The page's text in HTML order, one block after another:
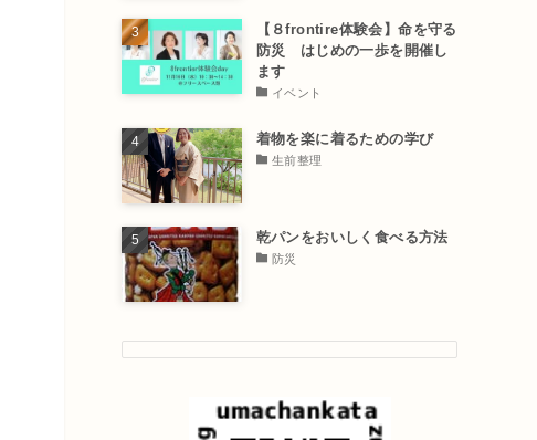
【８frontire体験会】命を守る
防災 はじめの一歩を開催し
ます
イベント
着物を楽に着るための学び
生前整理
乾パンをおいしく食べる方法
防災